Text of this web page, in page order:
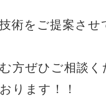
術をご提案させ
方ぜひご相談く
ります！！